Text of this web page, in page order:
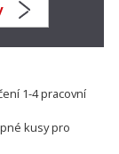
1-4 pracovní
kusy pro